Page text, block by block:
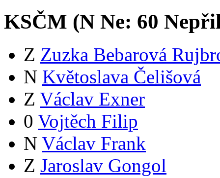
KSČM (N Ne: 60
Z Zuzka Bebarová
N Květoslava Čelišová
Z Václav Exner
0 Vojtěch Filip
N Václav Frank
Z Jaroslav Gongol